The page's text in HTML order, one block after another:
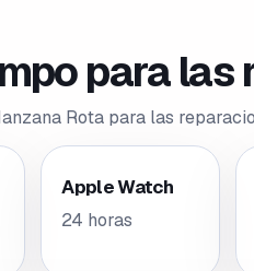
para
Rota para las
Apple Watch
24 horas